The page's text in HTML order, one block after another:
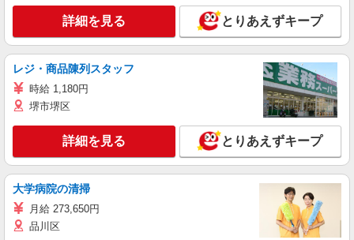
詳細を見る とりあえずキープ
レジ・商品陳列スタッフ
時給 1,180円
堺市堺区
詳細を見る とりあえずキープ
大学病院の清掃
月給 273,650円
品川区